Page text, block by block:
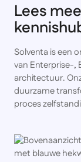
Lees
Solventa is een
van Enterprise-,
architectuur.
duurzame
proces